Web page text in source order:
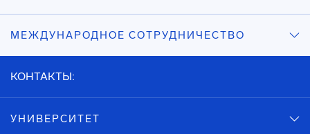
МЕЖДУНАРОДНОЕ СОТРУДНИЧЕСТВО
КОНТАКТЫ:
УНИВЕРСИТЕТ